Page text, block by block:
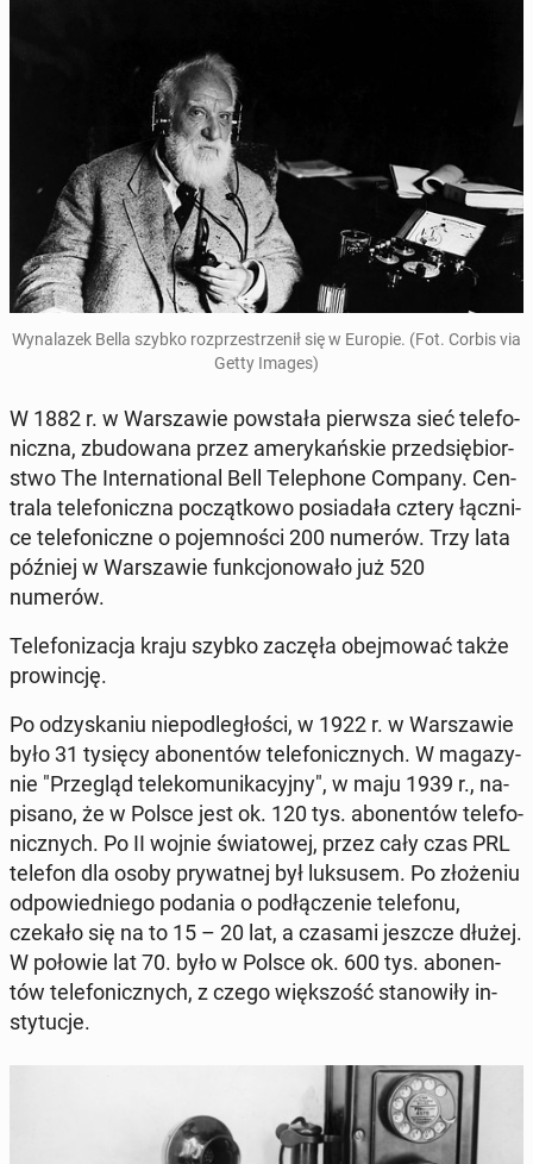
Wy­na­la­zek Bella szybko roz­prze­strze­nił się w Europie. (Fot. Corbis via
Getty Images)
W 1882 r. w War­sza­wie po­wsta­ła pierw­sza sieć te­le­fo­
nicz­na, zbu­do­wa­na przez ame­ry­kań­skie przed­się­bior­
stwo The In­ter­na­tio­nal Bell Te­le­pho­ne Company. Cen­
tra­la te­le­fo­nicz­na po­cząt­ko­wo po­sia­da­ła cztery łącz­ni­
ce te­le­fo­nicz­ne o po­jem­no­ści 200 numerów. Trzy lata
później w War­sza­wie funk­cjo­no­wa­ło już 520
numerów.
Te­le­fo­ni­za­cja kraju szybko zaczęła obej­mo­wać także
pro­win­cję.
Po od­zy­ska­niu nie­pod­le­gło­ści, w 1922 r. w War­sza­wie
było 31 tysięcy abo­nen­tów te­le­fo­nicz­nych. W ma­ga­zy­
nie "Prze­gląd te­le­ko­mu­ni­ka­cyj­ny", w maju 1939 r., na­
pi­sa­no, że w Polsce jest ok. 120 tys. abo­nen­tów te­le­fo­
nicz­nych. Po II wojnie świa­to­wej, przez cały czas PRL
telefon dla osoby pry­wat­nej był luk­su­sem. Po zło­że­niu
od­po­wied­nie­go podania o pod­łą­cze­nie te­le­fo­nu,
czekało się na to 15 – 20 lat, a czasami jeszcze dłużej.
W połowie lat 70. było w Polsce ok. 600 tys. abo­nen­
tów te­le­fo­nicz­nych, z czego więk­szość sta­no­wi­ły in­
sty­tu­cje.